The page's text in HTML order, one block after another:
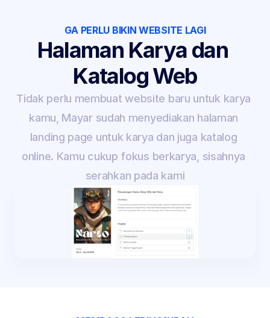
GA PERLU BIKIN WEBSITE LAGI
Halaman Karya dan
Katalog Web
Tidak perlu membuat website baru untuk karya
kamu, Mayar sudah menyediakan halaman
landing page untuk karya dan juga katalog
online. Kamu cukup fokus berkarya, sisahnya
serahkan pada kami